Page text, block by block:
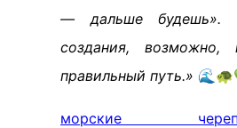
— дальше будешь».
создания, возможно,
правильный путь.»
морские